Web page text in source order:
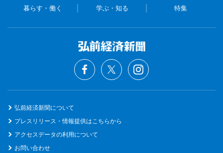
暮らす・働く 学ぶ・知る 特集
弘前経済新聞について
プレスリリース・情報提供はこちらから
アクセスデータの利用について
お問い合わせ